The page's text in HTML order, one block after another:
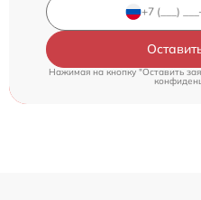
Нажимая на кнопку "Оставить